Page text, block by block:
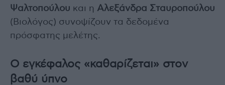
Ψαλτοπούλου και η Αλεξάνδρα Σταυροπούλου
(Βιολόγος) συνοψίζουν τα δεδομένα
πρόσφατης μελέτης.
Ο εγκέφαλος «καθαρίζεται» στον
βαθύ ύπνο